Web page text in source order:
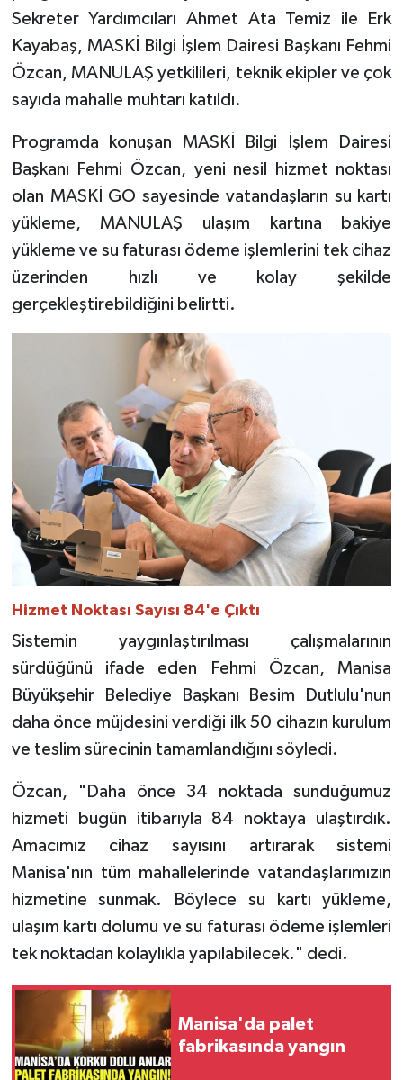
Sekreter Yardımcıları Ahmet Ata Temiz ile Erk
Kayabaş, MASKİ Bilgi İşlem Dairesi Başkanı Fehmi
Özcan, MANULAŞ yetkilileri, teknik ekipler ve çok
sayıda mahalle muhtarı katıldı.
Programda konuşan MASKİ Bilgi İşlem Dairesi
Başkanı Fehmi Özcan, yeni nesil hizmet noktası
olan MASKİ GO sayesinde vatandaşların su kartı
yükleme, MANULAŞ ulaşım kartına bakiye
yükleme ve su faturası ödeme işlemlerini tek cihaz
üzerinden hızlı ve kolay şekilde
gerçekleştirebildiğini belirtti.
Hizmet Noktası Sayısı 84'e Çıktı
Sistemin yaygınlaştırılması çalışmalarının
sürdüğünü ifade eden Fehmi Özcan, Manisa
Büyükşehir Belediye Başkanı Besim Dutlulu'nun
daha önce müjdesini verdiği ilk 50 cihazın kurulum
ve teslim sürecinin tamamlandığını söyledi.
Özcan, "Daha önce 34 noktada sunduğumuz
hizmeti bugün itibarıyla 84 noktaya ulaştırdık.
Amacımız cihaz sayısını artırarak sistemi
Manisa'nın tüm mahallelerinde vatandaşlarımızın
hizmetine sunmak. Böylece su kartı yükleme,
ulaşım kartı dolumu ve su faturası ödeme işlemleri
tek noktadan kolaylıkla yapılabilecek." dedi.
Manisa'da palet
fabrikasında yangın